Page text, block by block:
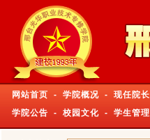
网站首页 - 学院概况 - 现任院长
学院公告 - 校园文化 - 学生管理